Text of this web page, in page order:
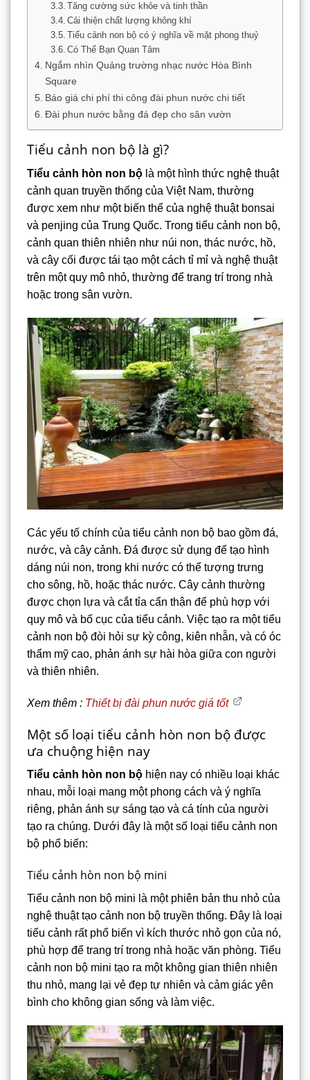
Tăng cường sức khỏe và tinh thần
Cải thiện chất lượng không khí
Tiểu cảnh non bộ có ý nghĩa về mặt phong thuỷ
Có Thể Bạn Quan Tâm
Ngắm nhìn Quảng trường nhạc nước Hòa Bình
Square
Báo giá chi phí thi công đài phun nước chi tiết
Đài phun nước bằng đá đẹp cho sân vườn
Tiểu cảnh non bộ là gì?
Tiểu cảnh hòn non bộ là một hình thức nghệ thuật
cảnh quan truyền thống của Việt Nam, thường
được xem như một biến thể của nghệ thuật bonsai
và penjing của Trung Quốc. Trong tiểu cảnh non bộ,
cảnh quan thiên nhiên như núi non, thác nước, hồ,
và cây cối được tái tạo một cách tỉ mỉ và nghệ thuật
trên một quy mô nhỏ, thường để trang trí trong nhà
hoặc trong sân vườn.
Các yếu tố chính của tiểu cảnh non bộ bao gồm đá,
nước, và cây cảnh. Đá được sử dụng để tạo hình
dáng núi non, trong khi nước có thể tượng trưng
cho sông, hồ, hoặc thác nước. Cây cảnh thường
được chọn lựa và cắt tỉa cẩn thận để phù hợp với
quy mô và bố cục của tiểu cảnh. Việc tạo ra một tiểu
cảnh non bộ đòi hỏi sự kỳ công, kiên nhẫn, và có óc
thẩm mỹ cao, phản ánh sự hài hòa giữa con người
và thiên nhiên.
Xem thêm : Thiết bị đài phun nước giá tốt
Một số loại tiểu cảnh hòn non bộ được
ưa chuộng hiện nay
Tiểu cảnh hòn non bộ hiện nay có nhiều loại khác
nhau, mỗi loại mang một phong cách và ý nghĩa
riêng, phản ánh sự sáng tạo và cá tính của người
tạo ra chúng. Dưới đây là một số loại tiểu cảnh non
bộ phổ biến:
Tiểu cảnh hòn non bộ mini
Tiểu cảnh non bộ mini là một phiên bản thu nhỏ của
nghệ thuật tạo cảnh non bộ truyền thống. Đây là loại
tiểu cảnh rất phổ biến vì kích thước nhỏ gọn của nó,
phù hợp để trang trí trong nhà hoặc văn phòng. Tiểu
cảnh non bộ mini tạo ra một không gian thiên nhiên
thu nhỏ, mang lại vẻ đẹp tự nhiên và cảm giác yên
bình cho không gian sống và làm việc.